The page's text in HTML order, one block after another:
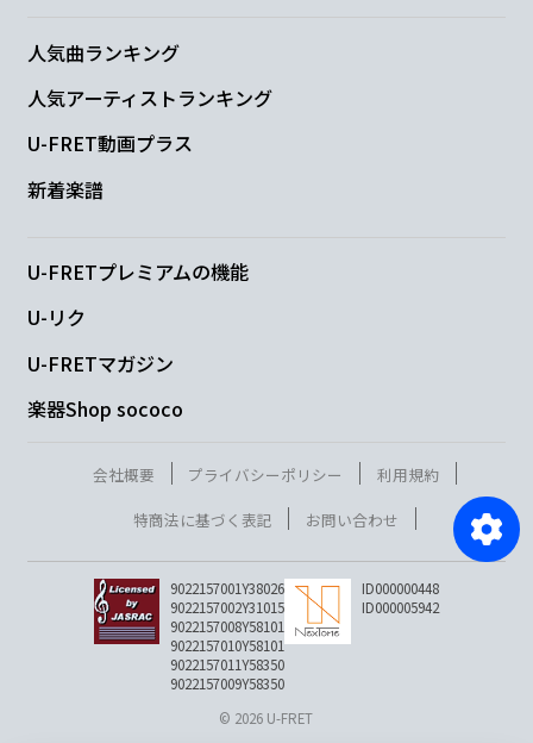
人気曲ランキング
人気アーティストランキング
U-FRET動画プラス
新着楽譜
U-FRETプレミアムの機能
U-リク
U-FRETマガジン
楽器Shop sococo
会社概要 プライバシーポリシー
利用規約
特商法に基づく表記
お問い合わせ
9022157001Y38026
9022157002Y31015
9022157008Y58101
9022157010Y58101
9022157011Y58350
9022157009Y58350
ID000000448
ID000005942
© 2026 U-FRET